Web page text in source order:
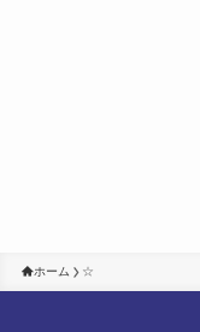
ホーム ☆